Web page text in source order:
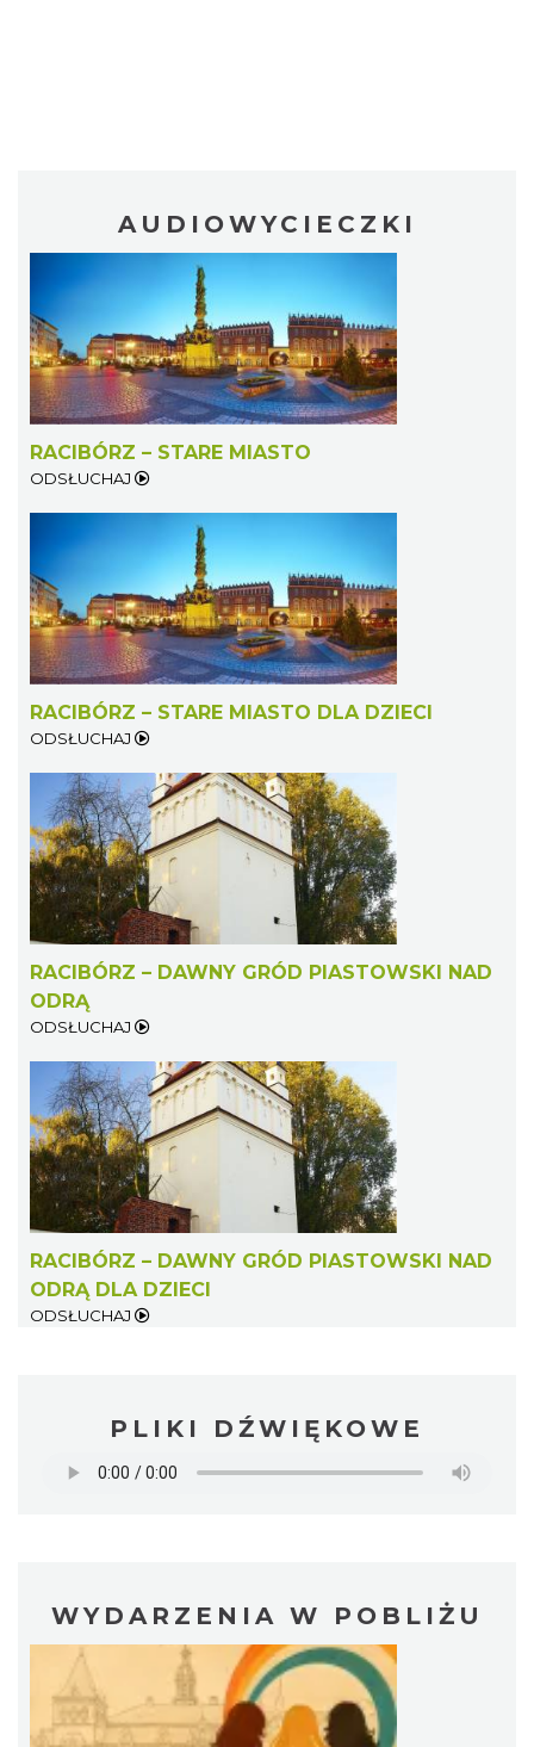
AUDIOWYCIECZKI
RACIBÓRZ – STARE MIASTO
ODSŁUCHAJ
RACIBÓRZ – STARE MIASTO DLA DZIECI
ODSŁUCHAJ
RACIBÓRZ – DAWNY GRÓD PIASTOWSKI NAD
ODRĄ
ODSŁUCHAJ
RACIBÓRZ – DAWNY GRÓD PIASTOWSKI NAD
ODRĄ DLA DZIECI
ODSŁUCHAJ
PLIKI DŹWIĘKOWE
WYDARZENIA W POBLIŻU